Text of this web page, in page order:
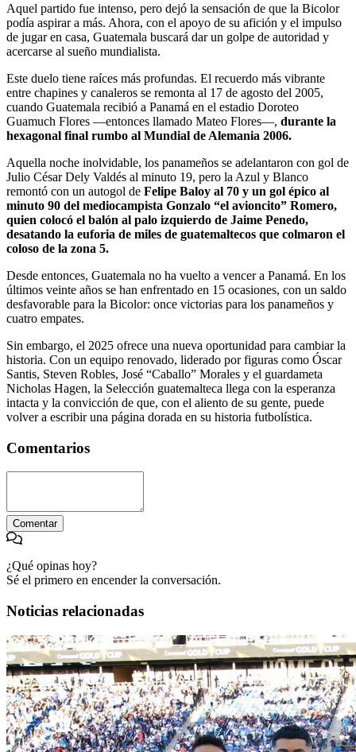
Aquel partido fue intenso, pero dejó la sensación de que la Bicolor
podía aspirar a más. Ahora, con el apoyo de su afición y el impulso
de jugar en casa, Guatemala buscará dar un golpe de autoridad y
acercarse al sueño mundialista.
Este duelo tiene raíces más profundas. El recuerdo más vibrante
entre chapines y canaleros se remonta al 17 de agosto del 2005,
cuando Guatemala recibió a Panamá en el estadio Doroteo
Guamuch Flores —entonces llamado Mateo Flores—, durante la
hexagonal final rumbo al Mundial de Alemania 2006.
Aquella noche inolvidable, los panameños se adelantaron con gol de
Julio César Dely Valdés al minuto 19, pero la Azul y Blanco
remontó con un autogol de Felipe Baloy al 70 y un gol épico al
minuto 90 del mediocampista Gonzalo “el avioncito” Romero,
quien colocó el balón al palo izquierdo de Jaime Penedo,
desatando la euforia de miles de guatemaltecos que colmaron el
coloso de la zona 5.
Desde entonces, Guatemala no ha vuelto a vencer a Panamá. En los
últimos veinte años se han enfrentado en 15 ocasiones, con un saldo
desfavorable para la Bicolor: once victorias para los panameños y
cuatro empates.
Sin embargo, el 2025 ofrece una nueva oportunidad para cambiar la
historia. Con un equipo renovado, liderado por figuras como Óscar
Santis, Steven Robles, José “Caballo” Morales y el guardameta
Nicholas Hagen, la Selección guatemalteca llega con la esperanza
intacta y la convicción de que, con el aliento de su gente, puede
volver a escribir una página dorada en su historia futbolística.
Comentarios
Comentar
¿Qué opinas hoy?
Sé el primero en encender la conversación.
Noticias relacionadas